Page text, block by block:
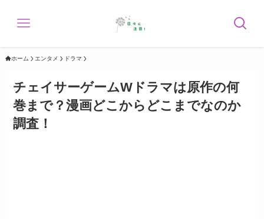
ホーム エンタメ ドラマ
チェイサーゲームWドラマは原作の何
巻まで？漫画どこからどこまでなのか
調査！